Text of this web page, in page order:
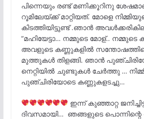
പിന്നെയും രണ്ട് മണിക്കൂറിനു
റൂമിലേയ്ക്ക് മാറ്റിയത്. മോളെ
കിടത്തിയിട്ടുണ്ട് .ഞാൻ
“മഹിയേട്ടാ… നമ്മുടെ മോള്.. നമ്മുടെ
അവളുടെ കണ്ണുകളിൽ
മുത്തുകൾ തിളങ്ങി. ഞാൻ
നെറ്റിയിൽ ചുണ്ടുകൾ ചേർത്തു …
പുഞ്ചിരിയോടെ കണ്ണുകളടച്ചു…
ഇന്ന് കുഞ്ഞാറ്റ
ദിവസമായി… ഞങ്ങളുടെ പൊന്നിന്റെ